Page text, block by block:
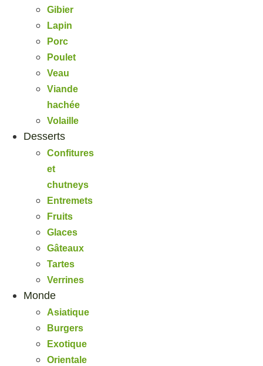
Gibier
Lapin
Porc
Poulet
Veau
Viande
hachée
Volaille
Desserts
Confitures
et
chutneys
Entremets
Fruits
Glaces
Gâteaux
Tartes
Verrines
Monde
Asiatique
Burgers
Exotique
Orientale